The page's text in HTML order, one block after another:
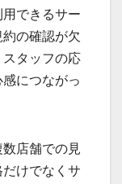
できるサー
の確認が欠
タッフの応
につながっ
店舗での見
けでなくサ